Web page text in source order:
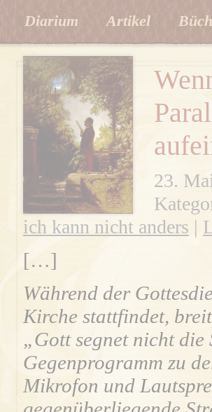
Diarium Artikel
23.
ich kann nicht anders |
[…]
Während der
Kirche stattfindet,
„Gott segnet nicht die
Gegenprogramm zu
Mikrofon und